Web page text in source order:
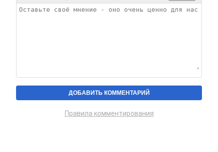
Правила комментирования